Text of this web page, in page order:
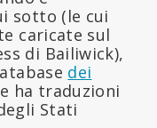
sotto (le cui
caricate sul
di Bailiwick),
dei
ha traduzioni
Stati